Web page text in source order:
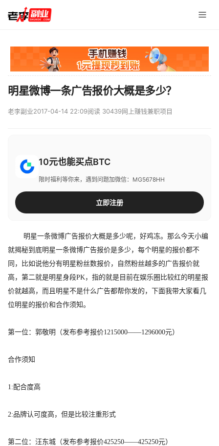
明星微博一条广告报价大概是多少？
老李副业2017-04-14 22:09阅读 30439网上赚钱兼职项目
10元也能买点BTC
限时福利等你来，遇到问题加微信：MG5678HH
立即注册
明星一条微博广告报价大概是多少呢，好鸡冻。那么今天小编
就揭秘到底明星一条微博广告报价是多少，每个明星的报价都不
同，比如说他分有明星粉丝数报价，自然粉丝越多的广告报价就
高，第二就是明星身段PK，指的就是目前在娱乐圈比较红的明星报
价就越高，而且明星不是什么广告都帮你发的，下面我带大家看几
位明星的报价和合作须知。
第一位：郭敬明（发布参考报价1215000——1296000元）
合作须知
1:配合度高
2:品牌认可度高，但是比较注重形式
第二位：汪东城（发布参考报价425250——425250元）